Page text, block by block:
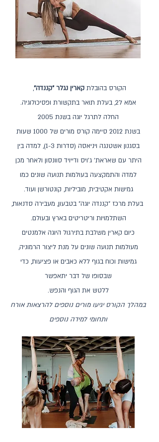
הקורס בהובלתקארין נגלר "קננדה",
אמא ל2, בעלת תואר בתקשורת ופסיכולוגיה.
החלה לתרגל יוגה בשנת 2005
בשנת 2012 סיימה קורס מורים של 1000 שעות
בסגנון אשטנגה ויניאסה (סדרות 1-3), למדה בין
היתר עם שאראת' ג'ויס ודייויד סוונסון ולאחר מכן
למדה והתמקצעה בעולמות תנועה שונים כמו
גמישות אקטיבית, מוביליות, קונטורשן ועוד.
בעלת מרכז ״קננדה יוגה״ בטבעון, מעבירה סדנאות,
השתלמויות וריטריטים בארץ ובעולם.
כיום קארין משלבת בתירגול היוגה אלמנטים
מעולמות תנועה שונים על מנת ליצור הרמוניה,
גמישות וכוח בגוף ללא כאבים או פציעות, כדי
שבסופו של דבר יתאפשר
ללטש את הגוף והנפש.
במהלך הקורס יגיעו מורים נוספים להרצאות אורח
ותחומי למידה נוספים